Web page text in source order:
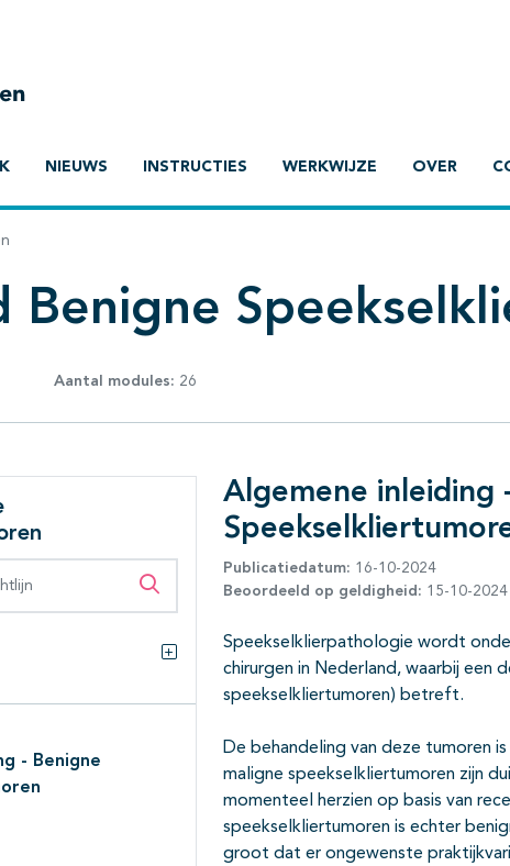
NIEUWS INSTRUCTIES WERKWIJZE OVER
Benigne
Aantal modules: 26
Zoeken binnen deze richtlijn
Alles openklappen
- Benigne
Algemene inleiding
Publicatiedatum: 16-10-2024
Beoordeeld op geldigheid: 15-10-2024
Speekselklierpathologie wordt
chirurgen in Nederland, waarbij een
speekselkliertumoren) betreft.
De behandeling van deze tumoren
maligne speekselkliertumoren zijn
momenteel herzien op basis van
speekselkliertumoren is echter
groot dat er ongewenste